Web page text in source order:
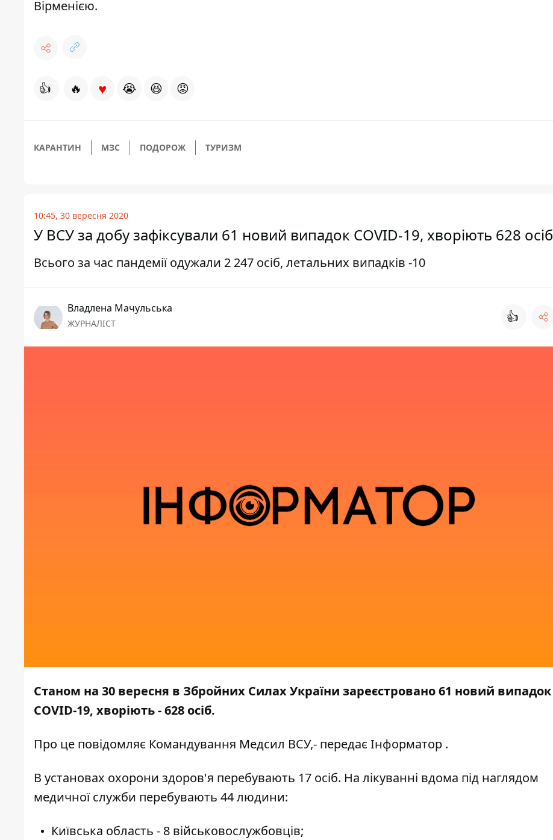
Вірменією.
👍 🔥 ♥ 😭 😆 😡
КАРАНТИН МЗС ПОДОРОЖ ТУРИЗМ
10:45, 30 вересня 2020
У ВСУ за добу зафіксували 61 новий випадок COVID-19, хворіють 628 осіб
Всього за час пандемії одужали 2 247 осіб, летальних випадків -10
Владлена Мачульська
ЖУРНАЛІСТ 👍
Станом на 30 вересня в Збройних Силах України зареєстровано 61 новий випадок
COVID-19, хворіють-628 осіб.
Про це повідомляє Командування Медсил ВСУ,- передає Інформатор .
В установах охорони здоров'я перебувають 17 осіб. На лікуванні вдома під наглядом
медичної служби перебувають 44 людини:
Київська область - 8 військовослужбовців;